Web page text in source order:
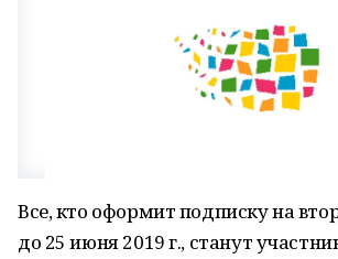
Все, кто оформит подписку на
до 25 июня 2019 г., станут